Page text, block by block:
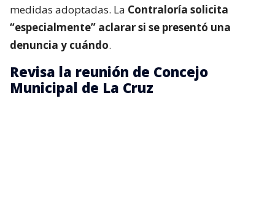
medidas adoptadas. La Contraloría solicita
“especialmente” aclarar si se presentó una
denuncia y cuándo.
Revisa la reunión de Concejo
Municipal de La Cruz